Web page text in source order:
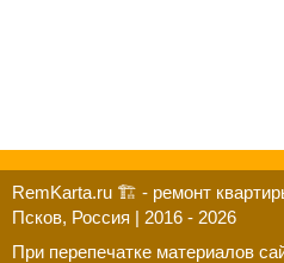
RemKarta.ru 🏗️ - ремонт
Псков, Россия | 2016 - 2026
При перепечатке материалов